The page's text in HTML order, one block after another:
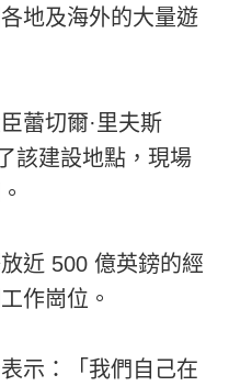
地及海外的大量遊
蕾切爾·里夫斯
該建設地點，現場
近 500 億英鎊的經
作崗位。
示：「我們自己在